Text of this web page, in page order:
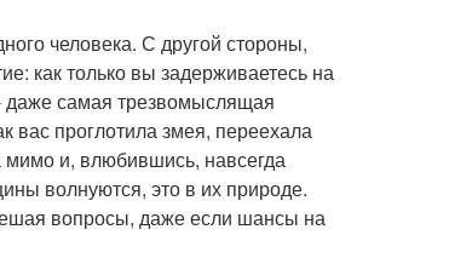
человека. С другой стороны,
как только вы задерживаетесь на
даже самая трезвомыслящая
вас проглотила змея, переехала
и, влюбившись, навсегда
волнуются, это в их природе.
вопросы, даже если шансы на